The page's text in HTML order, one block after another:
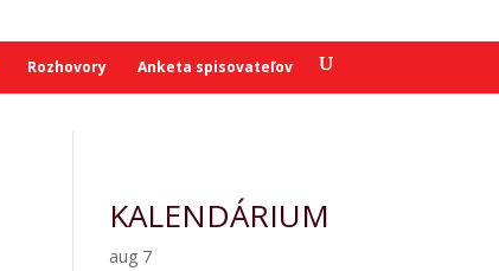
Rozhovory Anketa spisovateľov
KALENDÁRIUM
aug 7